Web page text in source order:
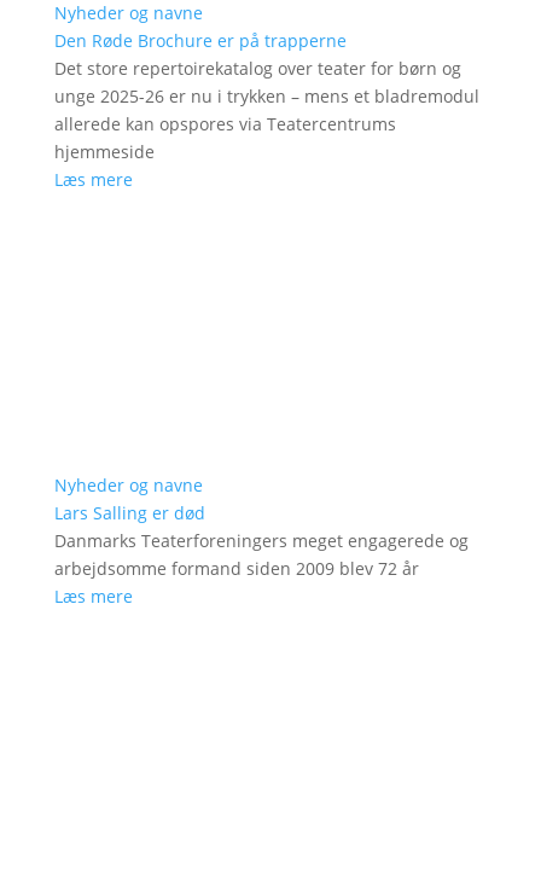
Nyheder og navne
Den Røde Brochure er på trapperne
Det store repertoirekatalog over teater for børn og
unge 2025-26 er nu i trykken – mens et bladremodul
allerede kan opspores via Teatercentrums
hjemmeside
Læs mere
Nyheder og navne
Lars Salling er død
Danmarks Teaterforeningers meget engagerede og
arbejdsomme formand siden 2009 blev 72 år
Læs mere